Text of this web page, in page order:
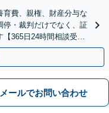
育費、親権、財産分与な
停・裁判だけでなく、証
365日24時間相談受
メールでお問い合わせ